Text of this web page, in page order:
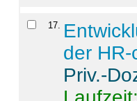
17
der
Priv.-